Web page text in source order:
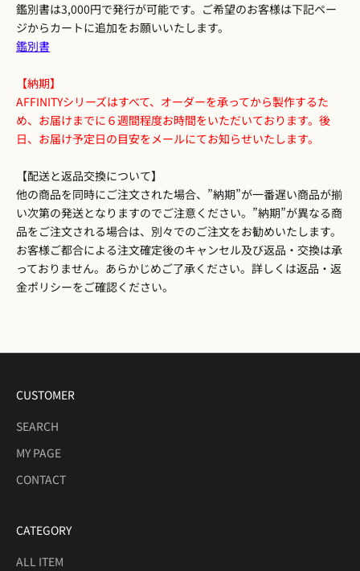
鑑別書は3,000円で発行が可能です。ご希望のお客様は下記ペー
ジからカートに追加をお願いいたします。
鑑別書
【納期】
AFFINITYシリーズはすべて、オーダーを承ってから製作するた
め、お届けまでに６週間程度お時間をいただいております。後
日、お届け予定日の目安をメールにてお知らせいたします。
【配送と返品交換について】
他の商品を同時にご注文された場合、”納期”が一番遅い商品が揃
い次第の発送となりますのでご注意ください。”納期”が異なる商
品をご注文される場合は、別々でのご注文をお勧めいたします。
お客様ご都合による注文確定後のキャンセル及び返品・交換は承
っておりません。あらかじめご了承ください。詳しくは返品・返
金ポリシーをご確認ください。
CUSTOMER
SEARCH
MY PAGE
CONTACT
CATEGORY
ALL ITEM